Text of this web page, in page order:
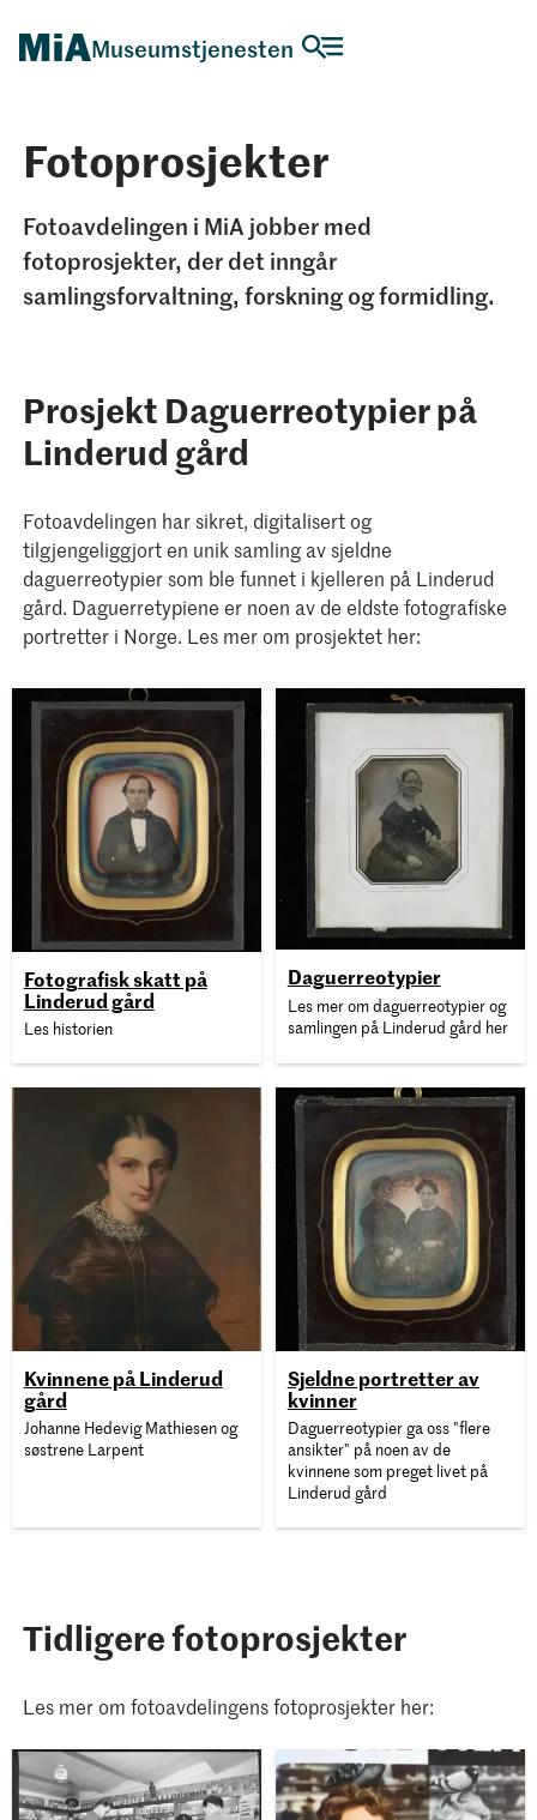
Museumstjenesten
Fotoprosjekter
Fotoavdelingen i MiA jobber med
fotoprosjekter, der det inngår
samlingsforvaltning, forskning og formidling.
Prosjekt Daguerreotypier på
Linderud gård
Fotoavdelingen har sikret, digitalisert og
tilgjengeliggjort en unik samling av sjeldne
daguerreotypier som ble funnet i kjelleren på Linderud
gård. Daguerretypiene er noen av de eldste fotografiske
portretter i Norge. Les mer om prosjektet her:
Fotografisk skatt på
Linderud gård
Les historien
Daguerreotypier
Les mer om daguerreotypier og
samlingen på Linderud gård her
Kvinnene på Linderud
gård
Johanne Hedevig Mathiesen og
søstrene Larpent
Sjeldne portretter av
kvinner
Daguerreotypier ga oss "flere
ansikter" på noen av de
kvinnene som preget livet på
Linderud gård
Tidligere fotoprosjekter
Les mer om fotoavdelingens fotoprosjekter her: